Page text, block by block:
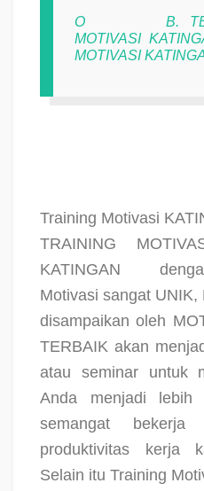
O
B.
MOTIVASI
MOTIVASI
Training Motivasi
TRAINING
KATINGAN
Motivasi sangat
disampaikan oleh
TERBAIK akan
atau seminar untuk
Anda menjadi lebih
semangat bekerja
produktivitas kerja
Selain itu Training